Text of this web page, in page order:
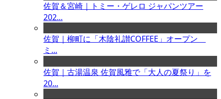
佐賀＆宮崎｜トミー・ゲレロ ジャパンツアー
202...
佐賀｜柳町に「木陰礼讃COFFEE」オープン
ミ...
佐賀｜古湯温泉 佐賀風雅で「大人の夏祭り」を
20...